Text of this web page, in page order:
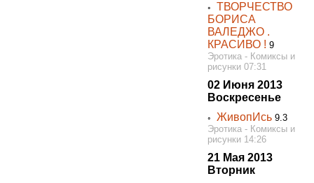
◦ ТВОРЧЕСТВО
БОРИСА
ВАЛЕДЖО .
КРАСИВО ! 9
Эротика - Комиксы и
рисунки 07:31
02 Июня 2013
Воскресенье
◦ЖивопИсь 9.3
Эротика - Комиксы и
рисунки 14:26
21 Мая 2013
Вторник